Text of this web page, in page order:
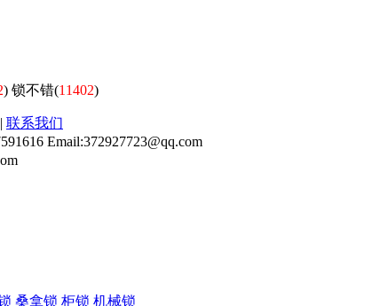
) 锁不错(11402)
| 联系我们
Email:372927723@qq.com
桑拿锁 柜锁 机械锁